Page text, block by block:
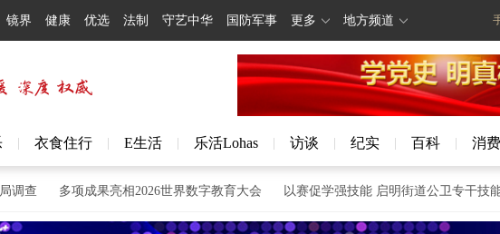
镜界 健康 优选 法制 守艺中华 国防军事 更多 地方频道
衣食住行 E生活 乐活Lohas 访谈 纪实 百科 消费
多项成果亮相2026世界数字教育大会 以赛促学强技能 启明街道公卫专干技能比武展